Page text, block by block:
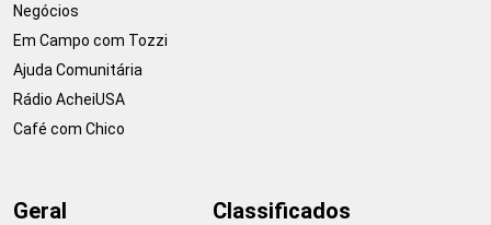
Negócios
Em Campo com Tozzi
Ajuda Comunitária
Rádio AcheiUSA
Café com Chico
Geral Classificados